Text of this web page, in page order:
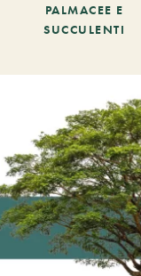
PALMACEE E
SUCCULENTI